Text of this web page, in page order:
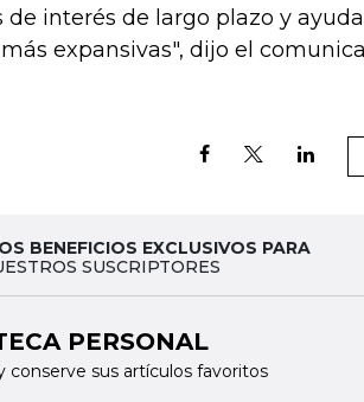
de interés de largo plazo y
expansivas", dijo el
BENEFICIOS EXCLUSIVOS PARA
SUSCRIPTORES
PERSONAL
conserve sus artículos favoritos